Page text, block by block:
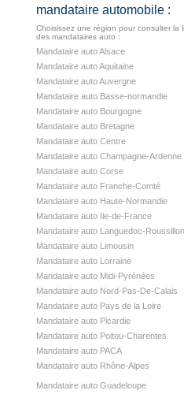
mandataire automobile :
Choisissez une région pour consulter la
des mandataires auto :
Mandataire auto Alsace
Mandataire auto Aquitaine
Mandataire auto Auvergne
Mandataire auto Basse-normandie
Mandataire auto Bourgogne
Mandataire auto Bretagne
Mandataire auto Centre
Mandataire auto Champagne-Ardenne
Mandataire auto Corse
Mandataire auto Franche-Comté
Mandataire auto Haute-Normandie
Mandataire auto Ile-de-France
Mandataire auto Languedoc-Roussillon
Mandataire auto Limousin
Mandataire auto Lorraine
Mandataire auto Midi-Pyrénées
Mandataire auto Nord-Pas-De-Calais
Mandataire auto Pays de la Loire
Mandataire auto Picardie
Mandataire auto Poitou-Charentes
Mandataire auto PACA
Mandataire auto Rhône-Alpes
Mandataire auto Guadeloupe